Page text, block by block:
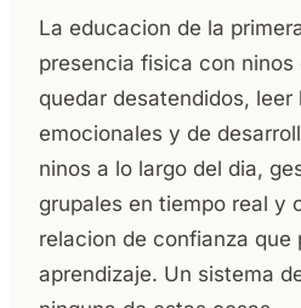
La educacion de la
presencia fisica con ninos
quedar desatendidos, leer
emocionales y de
ninos a lo largo del dia,
grupales en tiempo real y
relacion de confianza que
aprendizaje. Un sistema